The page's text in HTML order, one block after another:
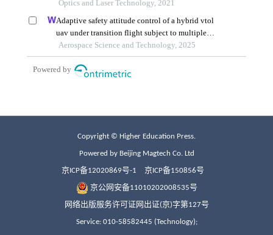
Copyright © Higher Education Press.
Powered by Beijing Magtech Co. Ltd
京ICP备12020869号-1 京ICP备150856号
京公网安备11010202008535号
网络出版服务许可证网出证(京)字第127号
Service: 010-58582445 (Technology);